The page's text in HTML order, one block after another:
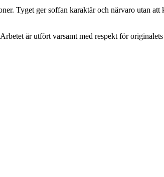
Tyget ger soffan karaktär och närvaro utan att
är utfört varsamt med respekt för